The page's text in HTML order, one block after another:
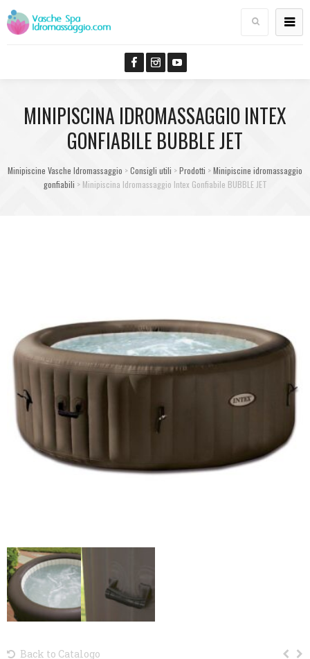
MINIPISCINA IDROMASSAGGIO INTEX
GONFIABILE BUBBLE JET
Minipiscine Vasche Idromassaggio >Consigli utili > Prodotti >Minipiscine idromassaggio
gonfiabili > Minipiscina Idromassaggio Intex Gonfiabile BUBBLE JET
Back to Catalogo